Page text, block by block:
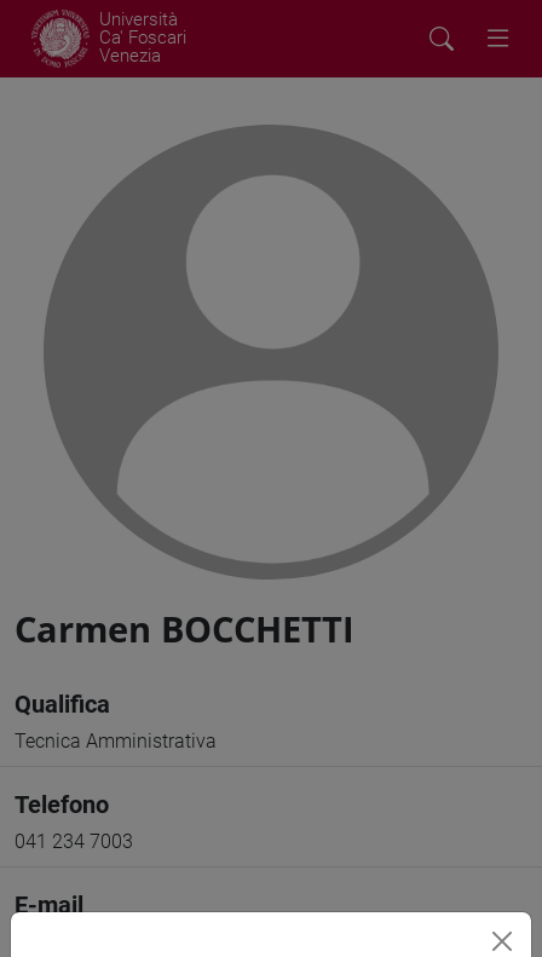
Università
Ca' Foscari
Venezia
Carmen BOCCHETTI
Qualifica
Tecnica Amministrativa
Telefono
041 234 7003
E-mail